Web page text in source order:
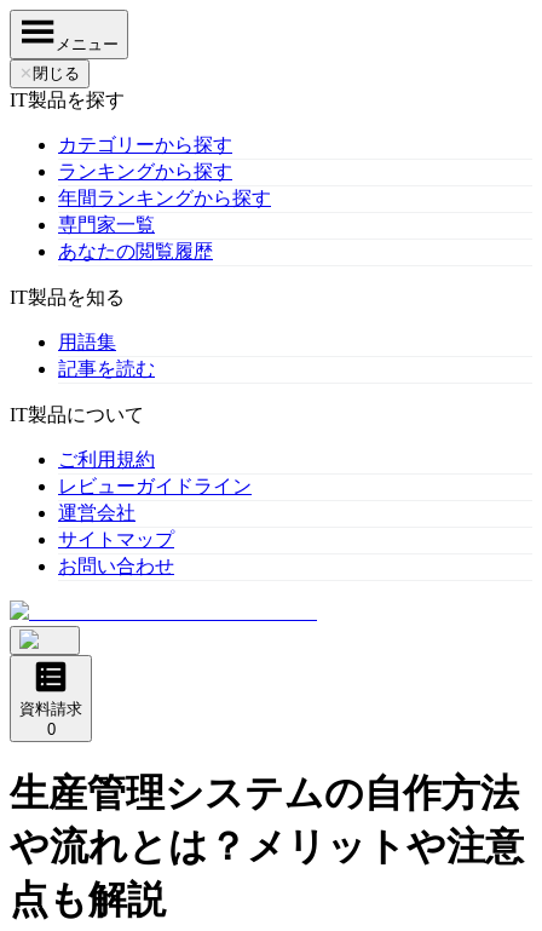
メニュー
✕ 閉じる
IT製品を探す
カテゴリーから探す
ランキングから探す
年間ランキングから探す
専門家一覧
あなたの閲覧履歴
IT製品を知る
用語集
記事を読む
IT製品について
ご利用規約
レビューガイドライン
運営会社
サイトマップ
お問い合わせ
資料請求
0
生産管理システムの自作方法
や流れとは？メリットや注意
点も解説